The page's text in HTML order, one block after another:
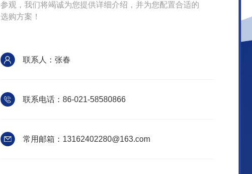
参观，我们将竭诚为您提供详细介绍，并为您配置合适的
选购方案！
联系人：张春
联系电话：86-021-58580866
常用邮箱：13162402280@163.com